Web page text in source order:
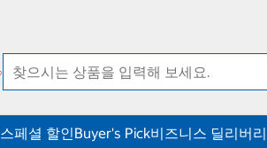
스페셜 할인Buyer's Pick비즈니스 딜리버리